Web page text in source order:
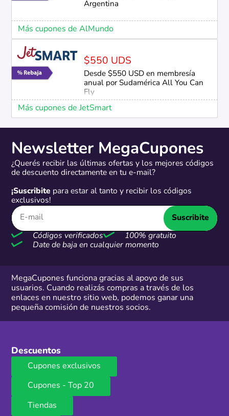
Argentina
Más cupones de AlMundo
$550 UDS
Desde $550 USD en membresía
anual por Sudamérica All You Can
Fly
Más cupones de JetSmart
Newsletter MegaCupones
¿Querés recibir las últimas ofertas y los mejores códigos
de descuento directamente en tu e-mail?
¡Suscribite para estar al tanto y recibir los códigos
exclusivos!
Suscribite
Códigos verificados
100% gratuito
Date de baja en cualquier momento
MegaCupones funciona gracias al apoyo de sus
usuarios. Cuando realizás compras a través de los
enlaces en nuestro sitio web, podemos ganar una
pequeña comisión de nuestros socios.
Descuentos
Cupones exclusivos
Cupones - Top 20
Tiendas